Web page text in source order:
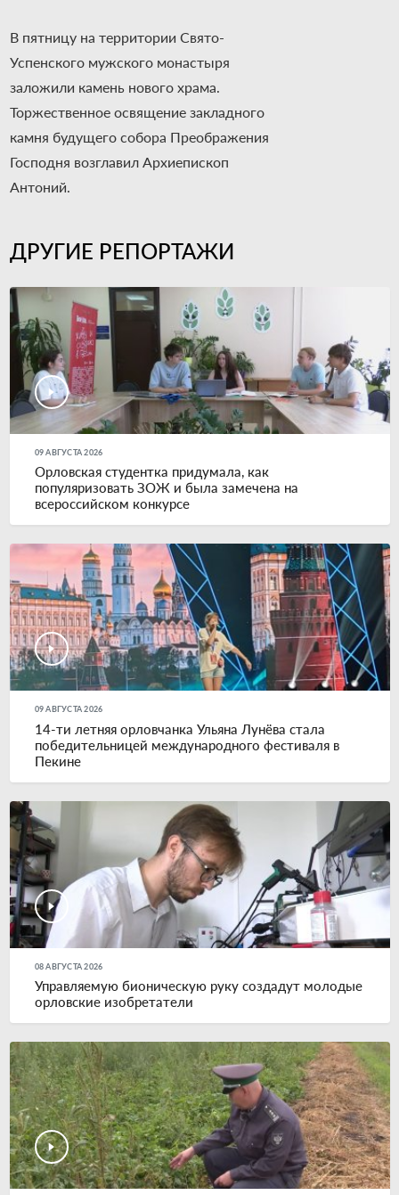
В пятницу на территории Свято-
Успенского мужского монастыря
заложили камень нового храма.
Торжественное освящение закладного
камня будущего собора Преображения
Господня возглавил Архиепископ
Антоний.
ДРУГИЕ РЕПОРТАЖИ
09 АВГУСТА 2026
Орловская студентка придумала, как
популяризовать ЗОЖ и была замечена на
всероссийском конкурсе
09 АВГУСТА 2026
14-ти летняя орловчанка Ульяна Лунёва стала
победительницей международного фестиваля в
Пекине
08 АВГУСТА 2026
Управляемую бионическую руку создадут молодые
орловские изобретатели